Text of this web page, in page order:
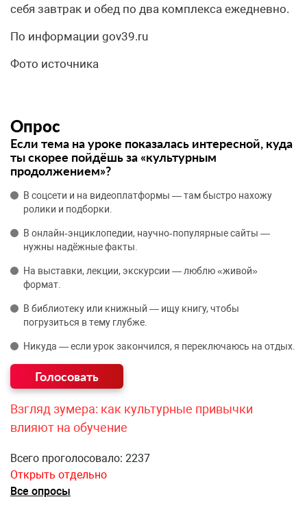
себя завтрак и обед по два комплекса ежедневно.
По информации gov39.ru
Фото источника
Опрос
Если тема на уроке показалась интересной, куда
ты скорее пойдёшь за «культурным
продолжением»?
В соцсети и на видеоплатформы — там быстро нахожу
ролики и подборки.
В онлайн‑энциклопедии, научно‑популярные сайты —
нужны надёжные факты.
На выставки, лекции, экскурсии — люблю «живой»
формат.
В библиотеку или книжный — ищу книгу, чтобы
погрузиться в тему глубже.
Никуда — если урок закончился, я переключаюсь на отдых.
Взгляд зумера: как культурные привычки
влияют на обучение
Всего проголосовало: 2237
Открыть отдельно
Все опросы